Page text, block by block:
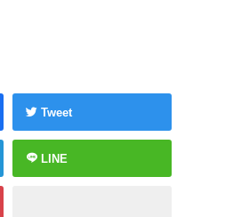
Tweet
LINE